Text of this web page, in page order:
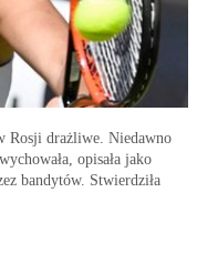
Rosji drażliwe. Niedawno
opisała jako
bandytów. Stwierdziła